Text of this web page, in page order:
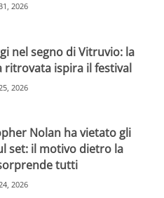
2026
nel segno di Vitruvio: la
ritrovata ispira il festival
2026
Nolan ha vietato gli
set: il motivo dietro la
tutti
2026